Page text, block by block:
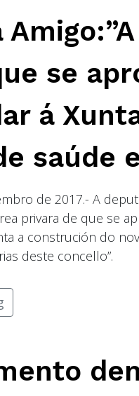
se
á
saúde
de 2017.- A
privara de que se
a construción do
deste concello”.